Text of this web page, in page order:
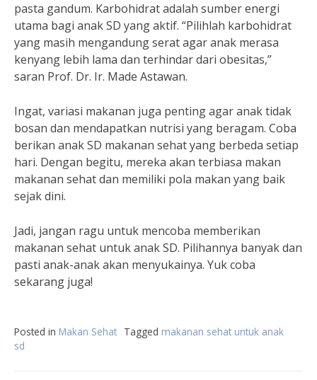
pasta gandum. Karbohidrat adalah sumber energi
utama bagi anak SD yang aktif. “Pilihlah karbohidrat
yang masih mengandung serat agar anak merasa
kenyang lebih lama dan terhindar dari obesitas,”
saran Prof. Dr. Ir. Made Astawan.
Ingat, variasi makanan juga penting agar anak tidak
bosan dan mendapatkan nutrisi yang beragam. Coba
berikan anak SD makanan sehat yang berbeda setiap
hari. Dengan begitu, mereka akan terbiasa makan
makanan sehat dan memiliki pola makan yang baik
sejak dini.
Jadi, jangan ragu untuk mencoba memberikan
makanan sehat untuk anak SD. Pilihannya banyak dan
pasti anak-anak akan menyukainya. Yuk coba
sekarang juga!
Posted in Makan Sehat Tagged makanan sehat untuk anak
sd